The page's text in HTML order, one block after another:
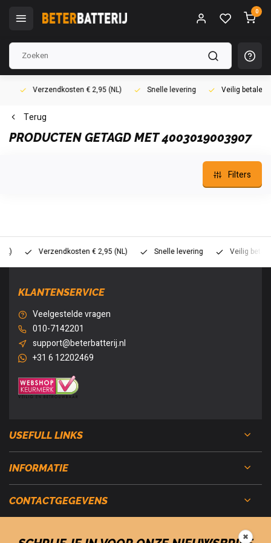
0
Verzendkosten € 2,95 (NL) Snelle levering Veilig betalen
Terug
PRODUCTEN GETAGD MET 4003019003907
Filters
Verzendkosten € 2,95 (NL) Snelle levering Veilig betalen
KLANTENSERVICE
Veelgestelde vragen
010-7142201
support@beterbatterij.nl
+31 6 12202469
USEFULL LINKS
INFORMATIE
CONTACTGEGEVENS
✖